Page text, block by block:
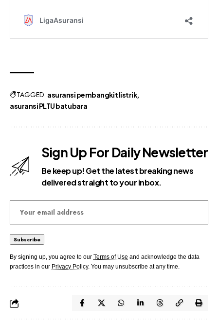
TAGGED: asuransi pembangkit listrik
asuransi PLTU batubara
Sign Up For Daily Newsletter
Be keep up! Get the latest breaking news
delivered straight to your inbox.
By signing up, you agree to our Terms of Use and acknowledge the data
practices in our Privacy Policy. You may unsubscribe at any time.